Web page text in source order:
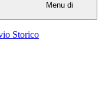
Menu di
Storico